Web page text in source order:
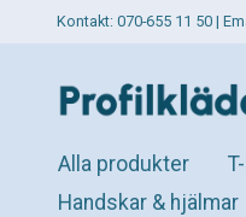
Kontakt: 070-655 11 50 |
Alla produkter
Handskar & hjälmar